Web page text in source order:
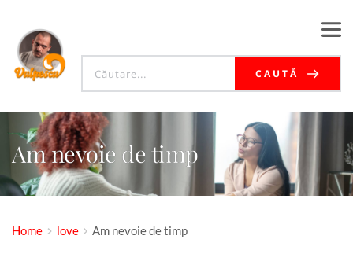
CAUTĂ
Am nevoie de timp
Home love Am nevoie de timp